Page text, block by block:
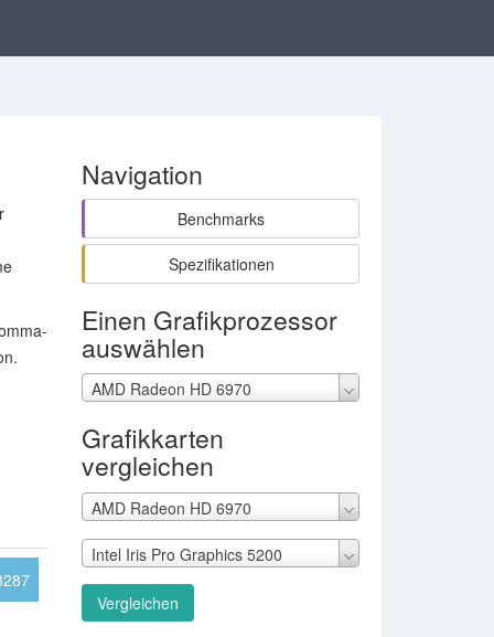
Navigation
Benchmarks
Spezifikationen
Einen Grafikprozessor
auswählen
AMD Radeon HD 6970
Grafikkarten
vergleichen
AMD Radeon HD 6970
Intel Iris Pro Graphics 5200
Vergleichen